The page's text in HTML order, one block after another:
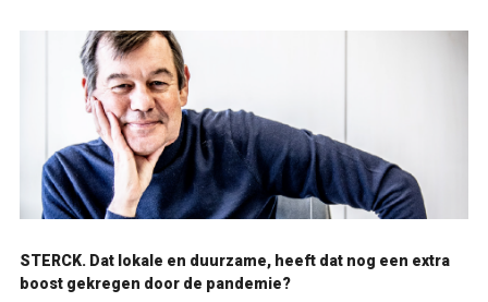
STERCK. Dat lokale en duurzame, heeft dat nog een extra
boost gekregen door de pandemie?